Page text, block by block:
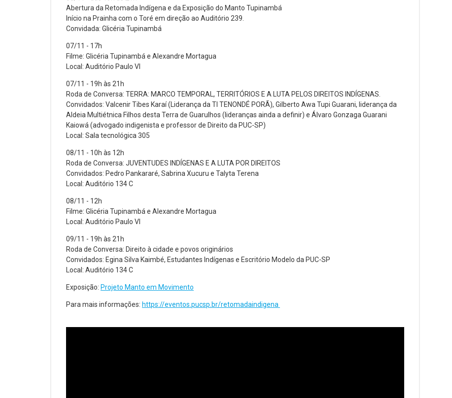
Abertura da Retomada Indígena e da Exposição do Manto Tupinambá
Início na Prainha com o Toré em direção ao Auditório 239.
Convidada: Glicéria Tupinambá
07/11 - 17h
Filme: Glicéria Tupinambá e Alexandre Mortagua
Local: Auditório Paulo VI
07/11 - 19h às 21h
Roda de Conversa: TERRA: MARCO TEMPORAL, TERRITÓRIOS E A LUTA PELOS DIREITOS INDÍGENAS.
Convidados: Valcenir Tibes Karaí (Liderança da TI TENONDÉ PORÃ), Gilberto Awa Tupi Guarani, liderança da
Aldeia Multiétnica Filhos desta Terra de Guarulhos (lideranças ainda a definir) e Álvaro Gonzaga Guarani
Kaiowá (advogado indigenista e professor de Direito da PUC-SP)
Local: Sala tecnológica 305
08/11 - 10h às 12h
Roda de Conversa: JUVENTUDES INDÍGENAS E A LUTA POR DIREITOS
Convidados: Pedro Pankararé, Sabrina Xucuru e Talyta Terena
Local: Auditório 134 C
08/11 - 12h
Filme: Glicéria Tupinambá e Alexandre Mortagua
Local: Auditório Paulo VI
09/11 - 19h às 21h
Roda de Conversa: Direito à cidade e povos originários
Convidados: Egina Silva Kaimbé, Estudantes Indígenas e Escritório Modelo da PUC-SP
Local: Auditório 134 C
Exposição: Projeto Manto em Movimento
Para mais informações: https://eventos.pucsp.br/retomadaindigena